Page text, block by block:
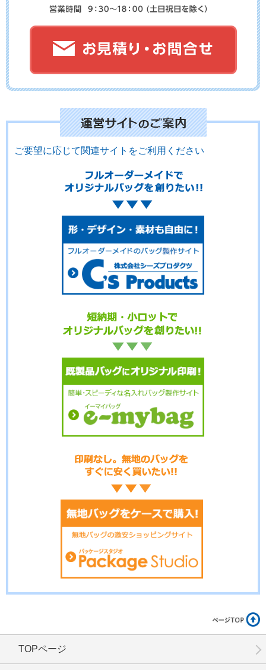
ご要望に応じて関連サイトをご利用ください
TOPページ